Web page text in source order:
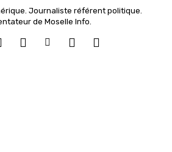
Journaliste référent politique.
de Moselle Info.